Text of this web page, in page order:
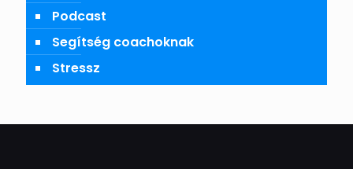
Podcast
Segítség coachoknak
Stressz